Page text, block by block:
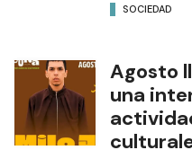
SOCIEDAD
Agosto
una